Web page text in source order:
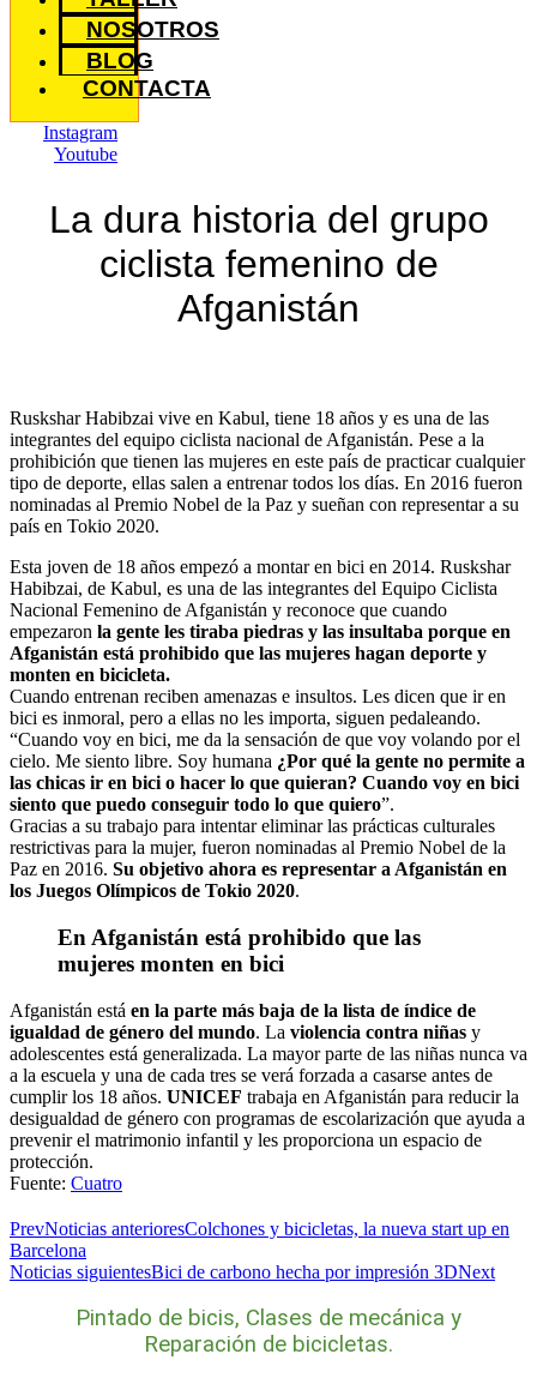
NOSOTROS
BLOG
CONTACTA
Instagram
Youtube
La dura historia del grupo
ciclista femenino de
Afganistán
Ruskshar Habibzai vive en Kabul, tiene 18 años y es una de las
integrantes del equipo ciclista nacional de Afganistán. Pese a la
prohibición que tienen las mujeres en este país de practicar cualquier
tipo de deporte, ellas salen a entrenar todos los días. En 2016 fueron
nominadas al Premio Nobel de la Paz y sueñan con representar a su
país en Tokio 2020.
Esta joven de 18 años empezó a montar en bici en 2014. Ruskshar
Habibzai, de Kabul, es una de las integrantes del Equipo Ciclista
Nacional Femenino de Afganistán y reconoce que cuando
empezaron la gente les tiraba piedras y las insultaba porque en
Afganistán está prohibido que las mujeres hagan deporte y
monten en bicicleta.
Cuando entrenan reciben amenazas e insultos. Les dicen que ir en
bici es inmoral, pero a ellas no les importa, siguen pedaleando.
“Cuando voy en bici, me da la sensación de que voy volando por el
cielo. Me siento libre. Soy humana ¿Por qué la gente no permite a
las chicas ir en bici o hacer lo que quieran? Cuando voy en bici
siento que puedo conseguir todo lo que quiero”.
Gracias a su trabajo para intentar eliminar las prácticas culturales
restrictivas para la mujer, fueron nominadas al Premio Nobel de la
Paz en 2016. Su objetivo ahora es representar a Afganistán en
los Juegos Olímpicos de Tokio 2020.
En Afganistán está prohibido que las
mujeres monten en bici
Afganistán está en la parte más baja de la lista de índice de
igualdad de género del mundo. La violencia contra niñas y
adolescentes está generalizada. La mayor parte de las niñas nunca va
a la escuela y una de cada tres se verá forzada a casarse antes de
cumplir los 18 años. UNICEF trabaja en Afganistán para reducir la
desigualdad de género con programas de escolarización que ayuda a
prevenir el matrimonio infantil y les proporciona un espacio de
protección.
Fuente: Cuatro
PrevNoticias anterioresColchones y bicicletas, la nueva start up en
Barcelona
Noticias siguientesBici de carbono hecha por impresión 3DNext
Pintado de bicis, Clases de mecánica y
Reparación de bicicletas.